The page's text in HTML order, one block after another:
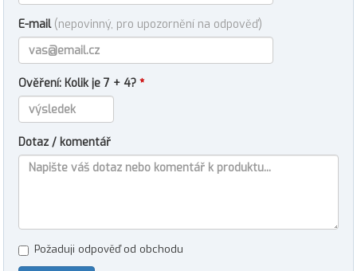
E-mail (nepovinný, pro upozornění na odpověď)
Ověření: Kolik je 7 + 4? *
Dotaz / komentář
Požaduji odpověď od obchodu